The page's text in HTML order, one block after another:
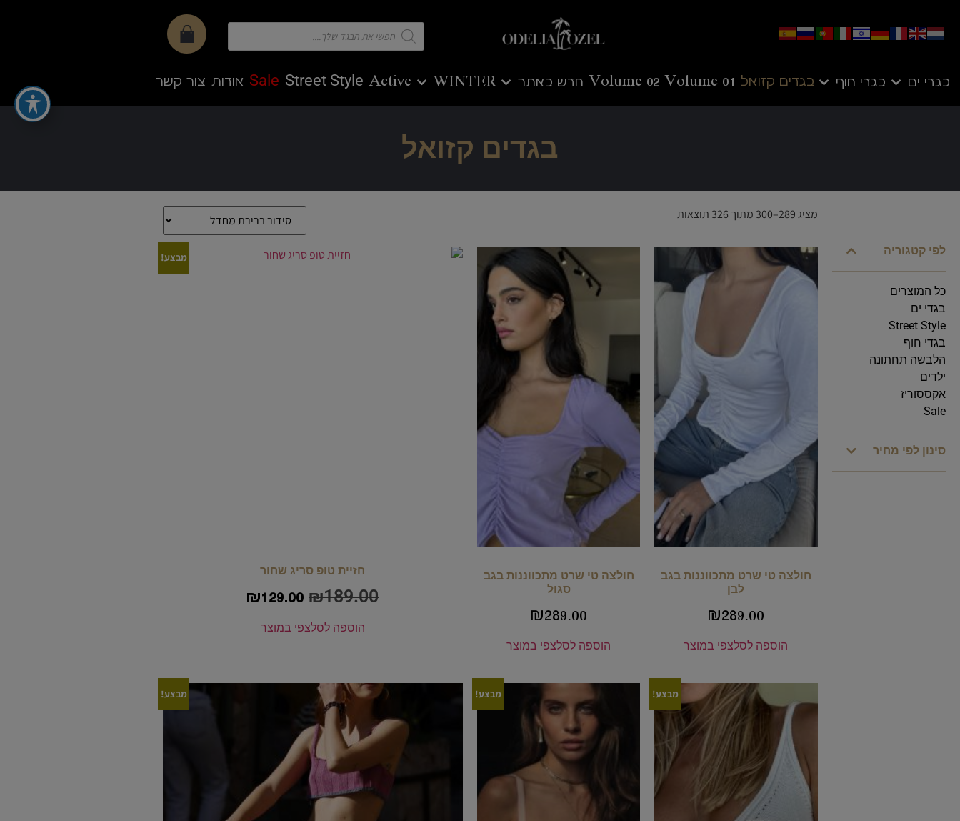
בגדי ים בגדי חוף בגדים קזואל Volume 01
Volume 02 חדש באתר WINTER
Active
Street Style
Sale אודות צור קשר
בגדים קזואל
לפי קטגוריה
כל המוצרים
בגדי ים
Street Style
בגדי חוף
הלבשה תחתונה
ילדים
אקססוריז
Sale
סינון לפי מחיר
מציג 289–300 מתוך 326 תוצאות
חולצה טי שרט מתכווננות בגב
לבן
₪289.00
הוספה לסלצפי במוצר
חולצה טי שרט מתכווננות בגב
סגול
₪289.00
הוספה לסלצפי במוצר
מבצע!
חזיית טופ סריג שחור
₪189.00
₪129.00
הוספה לסלצפי במוצר
מבצע! מבצע! מבצע!